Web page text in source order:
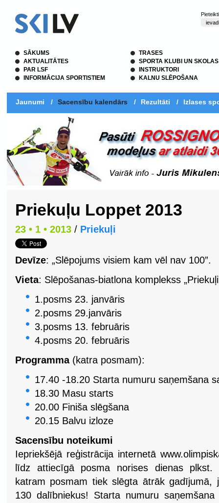
SĀKUMS
AKTUALITĀTES
PAR LSF
INFORMĀCIJA SPORTISTIEM
TRASES
SPORTA KLUBI UN SKOLAS
INSTRUKTORI
KALNU SLĒPOŠANA
Jaunumi / Sacensību kalendārs / Rezultāti / Izlases
Priekuļu Loppet 2013
23 • 1 • 2013 / Priekuļi
Devīze: „Slēpojums visiem kam vēl nav 100”.
Vieta: Slēpošanas-biatlona komplekss
1.posms 23. janvāris
2.posms 29.janvāris
3.posms 13. februāris
4.posms 20. februāris
Programma(katra posmam):
17.40 -18.20 Starta numuru saņemšana
18.30 Masu starts
20.00 Finiša slēgšana
20.15 Balvu izloze
Sacensību noteikumi
Iepriekšējā reģistrācija internetā
līdz attiecīgā posma norises dienas plkst.
katram posmam tiek slēgta ātrāk gadījumā,
130 dalībniekus! Starta numuru